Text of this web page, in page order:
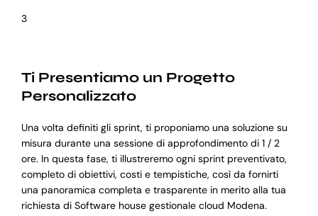
3
Ti Presentiamo un Progetto
Personalizzato
Una volta definiti gli sprint, ti proponiamo una soluzione su
misura durante una sessione di approfondimento di 1 / 2
ore. In questa fase, ti illustreremo ogni sprint preventivato,
completo di obiettivi, costi e tempistiche, così da fornirti
una panoramica completa e trasparente in merito alla tua
richiesta di Software house gestionale cloud Modena.